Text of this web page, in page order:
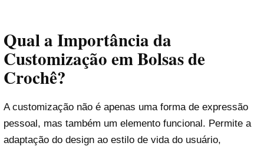
Qual a Importância da
Customização em Bolsas de
Crochê?
A customização não é apenas uma forma de expressão
pessoal, mas também um elemento funcional. Permite a
adaptação do design ao estilo de vida do usuário,